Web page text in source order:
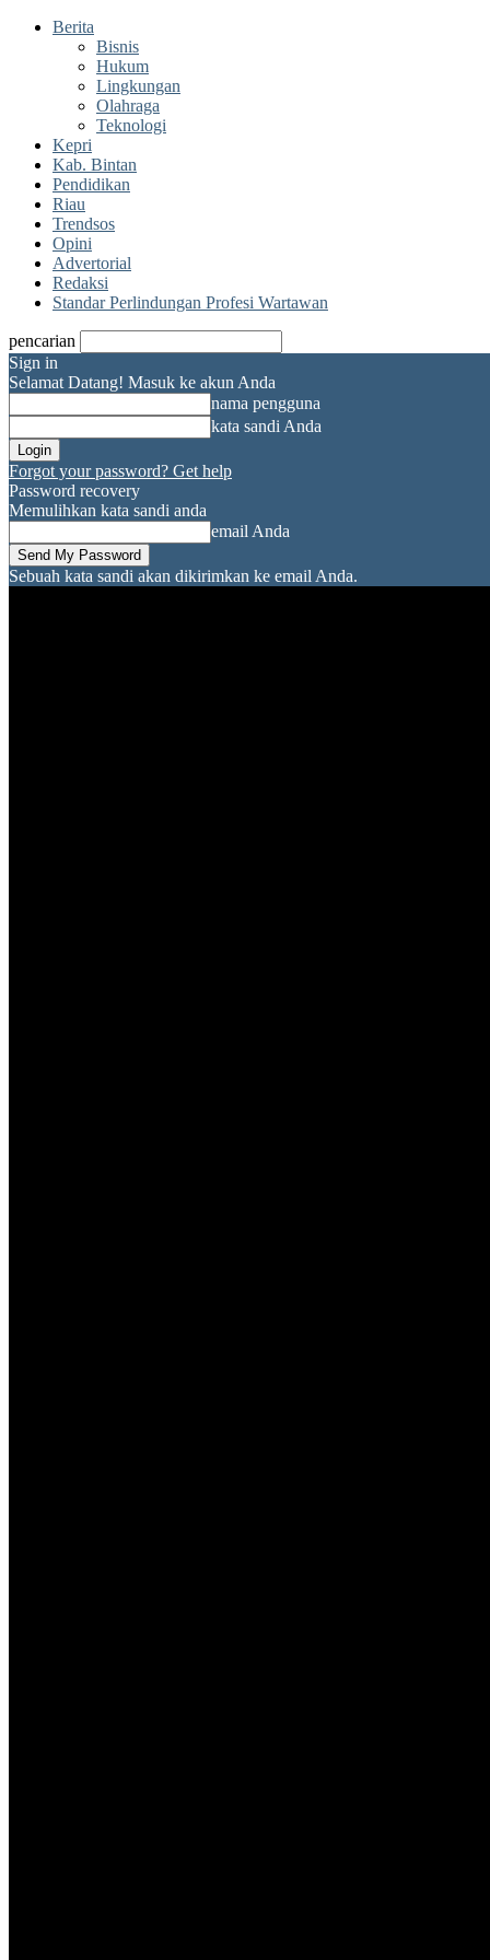
Berita
Bisnis
Hukum
Lingkungan
Olahraga
Teknologi
Kepri
Kab. Bintan
Pendidikan
Riau
Trendsos
Opini
Advertorial
Redaksi
Standar Perlindungan Profesi Wartawan
pencarian
Sign in
Selamat Datang! Masuk ke akun Anda
nama pengguna
kata sandi Anda
Forgot your password? Get help
Password recovery
Memulihkan kata sandi anda
email Anda
Sebuah kata sandi akan dikirimkan ke email Anda.